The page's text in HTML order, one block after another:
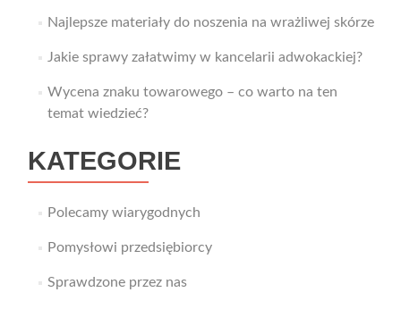
Najlepsze materiały do noszenia na wrażliwej skórze
Jakie sprawy załatwimy w kancelarii adwokackiej?
Wycena znaku towarowego – co warto na ten
temat wiedzieć?
KATEGORIE
Polecamy wiarygodnych
Pomysłowi przedsiębiorcy
Sprawdzone przez nas